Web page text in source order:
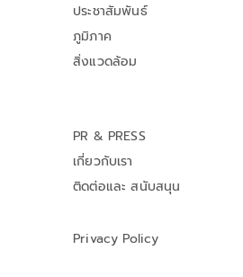
ประชาสัมพันธ์
ภูมิภาค
สิ่งแวดล้อม
PR & PRESS
เกี่ยวกับเรา
ติดต่อและ สนับสนุน
Privacy Policy